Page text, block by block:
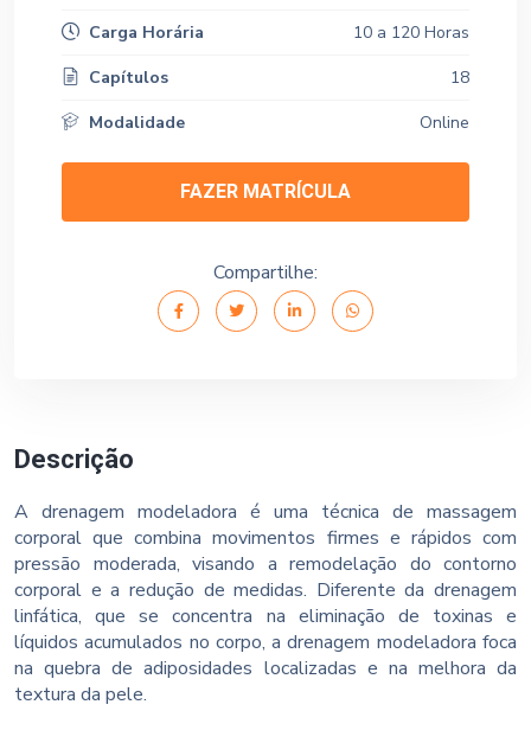
Descrição
A drenagem modeladora é uma técnica de massagem
corporal que combina movimentos firmes e rápidos com
pressão moderada, visando a remodelação do contorno
corporal e a redução de medidas. Diferente da drenagem
linfática, que se concentra na eliminação de toxinas e
líquidos acumulados no corpo, a drenagem modeladora foca
na quebra de adiposidades localizadas e na melhora da
textura da pele.
Carga Horária
10 a 120 Horas
Capítulos
18
Modalidade
Online
FAZER MATRÍCULA
Compartilhe: